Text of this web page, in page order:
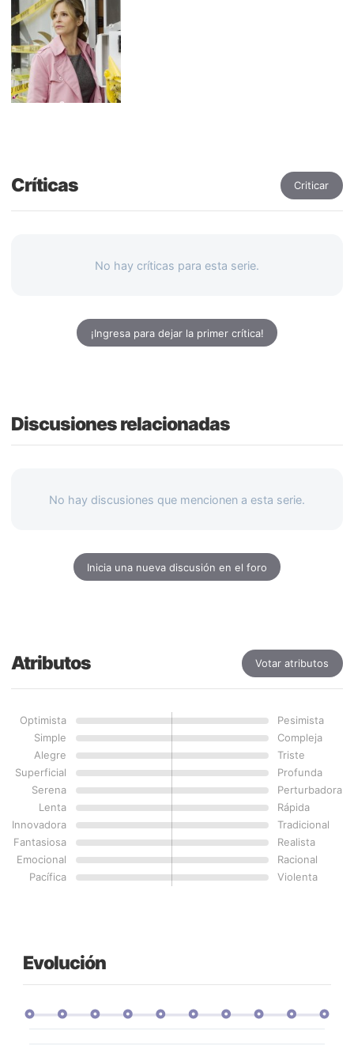
Críticas Criticar
No hay críticas para esta serie.
¡Ingresa para dejar la primer crítica!
Discusiones relacionadas
No hay discusiones que mencionen a esta serie.
Inicia una nueva discusión en el foro
Atributos Votar atributos
Optimista
Pesimista
Simple
Compleja
Alegre
Triste
Superficial
Profunda
Serena
Perturbadora
Lenta
Rápida
Innovadora
Tradicional
Fantasiosa
Realista
Emocional
Racional
Pacífica
Violenta
Evolución